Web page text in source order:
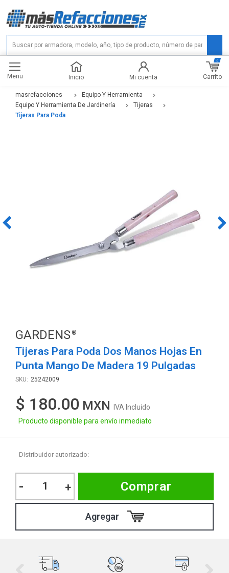
Menu Inicio Mi cuenta Carrito
0
masrefacciones
Equipo Y Herramienta
Equipo Y Herramienta De Jardinería
Tijeras
Tijeras Para Poda
GARDENS
Tijeras Para Poda Dos Manos Hojas En
Punta Mango De Madera 19 Pulgadas
25242009
$ 180.00
IVA Incluido
Producto disponible para envío inmediato
Distribuidor autorizado:
- + Comprar